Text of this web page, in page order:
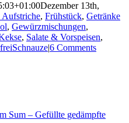
Dezember 13th,
, Frühstück, Getränke
, Gewürzmischungen,
, Salate & Vorspeisen,
|6 Comments
Sum – Gefüllte gedämpfte